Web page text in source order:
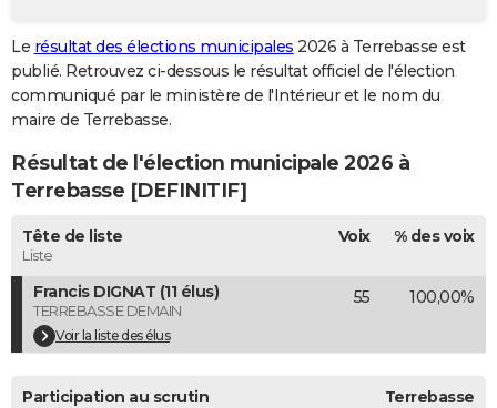
GUIDES D'ACHAT
BONS PLANS
CARTE DE VOEUX
Carte de Noël
Carte Bonne année
Carte Saint-Valentin
Carte Pâques
Carte d'anniversaire
Dictionnaire
Biographies
Citations
Expressions
Proverbes
PROGRAMME TV
COPAINS D'AVANT
S'inscrire
Se connecter
Lycées
Collèges
Primaires
Universités
Entreprises
Service militaire
Avis de recherche
AVIS DE DÉCÈS
FORUM
Le résultat des élections municipales 2026 à Terrebasse est
publié. Retrouvez ci-dessous le résultat officiel de l'élection
communiqué par le ministère de l'Intérieur et le nom du
maire de Terrebasse.
Résultat de l'élection municipale 2026 à
Terrebasse [DEFINITIF]
Tête de liste
Liste
Voix % des voix
Francis DIGNAT (11 élus)
TERREBASSE DEMAIN
Voir la liste des élus
55 100,00%
Participation au scrutin Terrebasse